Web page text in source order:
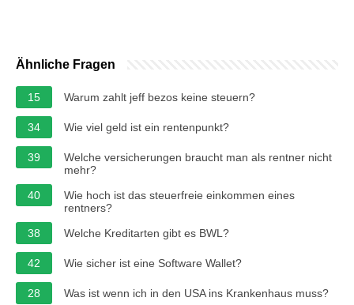
Ähnliche Fragen
15 Warum zahlt jeff bezos keine steuern?
34 Wie viel geld ist ein rentenpunkt?
39
Welche versicherungen braucht man als rentner nicht
mehr?
40
Wie hoch ist das steuerfreie einkommen eines
rentners?
38
Welche Kreditarten gibt es BWL?
42 Wie sicher ist eine Software Wallet?
28 Was ist wenn ich in den USA ins Krankenhaus muss?